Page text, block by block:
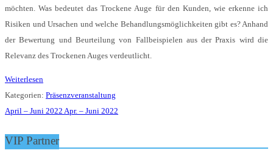
möchten. Was bedeutet das Trockene Auge für den Kunden, wie erkenne ich
Risiken und Ursachen und welche Behandlungsmöglichkeiten gibt es? Anhand
der Bewertung und Beurteilung von Fallbeispielen aus der Praxis wird die
Relevanz des Trockenen Auges verdeutlicht.
Weiterlesen
Kategorien: Präsenzveranstaltung
April – Juni 2022 Apr. – Juni 2022
VIP Partner